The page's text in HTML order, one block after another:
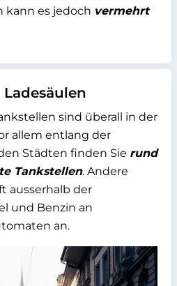
kann es jedoch vermehrt
sind überall in der
allem entlang der
Städten finden Sie rund
Tankstellen. Andere
ausserhalb der
und Benzin an
an.